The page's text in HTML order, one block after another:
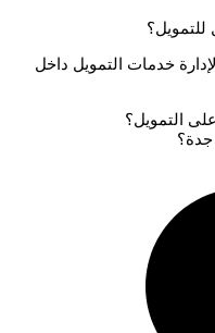
خدمات التمويل داخل
التمويل؟